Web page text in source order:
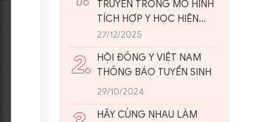
TRUYỀN TRONG MÔ HÌNH
TÍCH HỢP Y HỌC HIỆN
ĐẠI: NHÌN TỪ THỰC TIỄN
VIỆT NAM
27/12/2025
2. HỘI ĐÔNG Y VIỆT NAM
THÔNG BÁO TUYỂN SINH
29/10/2024
HÃY CÙNG NHAU LÀM